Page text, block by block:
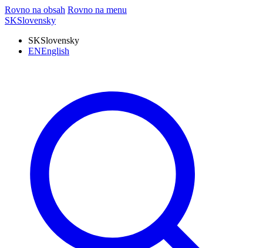
Rovno na obsah Rovno na menu
SKSlovensky
SKSlovensky
ENEnglish